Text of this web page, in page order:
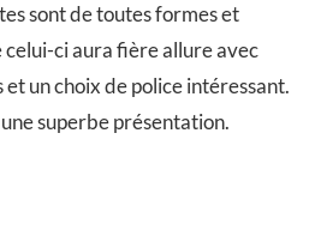
sont de toutes formes et
celui-ci aura fière allure avec
un choix de police intéressant.
superbe présentation.